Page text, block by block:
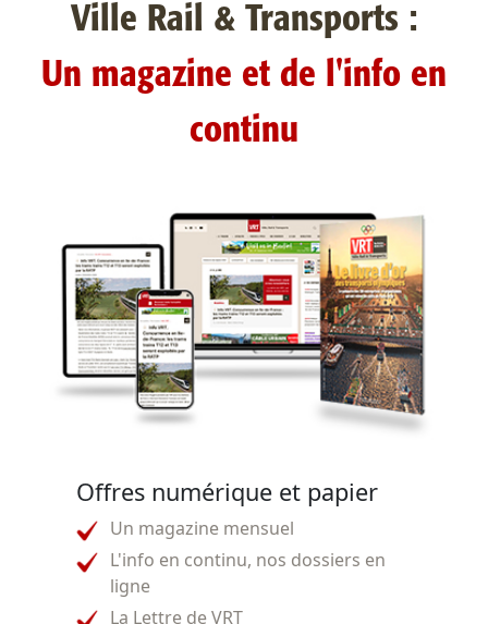
Ville Rail & Transports :
Un magazine et de l'info en
continu
Offres numérique et papier
Un magazine mensuel
L'info en continu, nos dossiers en
ligne
La Lettre de VRT